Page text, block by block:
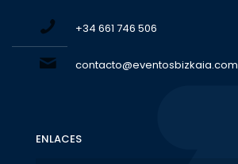
+34 661 746 506
contacto@eventosbizkaia.com
ENLACES